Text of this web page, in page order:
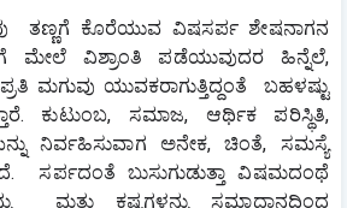
ತಣ್ಣಗೆ ಕೊರೆಯುವ ವಿಷಸರ್ಪ ಶೇಷನಾಗನ
ವಿಶ್ರಾಂತಿ ಪಡೆಯುವುದರ ಹಿನ್ನೆಲೆ,
ಮಗುವು ಯುವಕರಾಗುತ್ತಿದ್ದಂತೆ  ಬಹಳಷ್ಟು
ಕುಟುಂಬ, ಸಮಾಜ, ಆರ್ಥಿಕ ಪರಿಸ್ಥಿತಿ,
ನಿರ್ವಹಿಸುವಾಗ ಅನೇಕ, ಚಿಂತೆ, ಸಮಸ್ಯೆ
ಸರ್ಪದಂತೆ ಬುಸುಗುಡುತ್ತಾ ವಿಷಮದಂಥೆ
ಮತ್ತು ಕಷ್ಟಗಳನ್ನು ಸಮಾಧಾನದಿಂದ